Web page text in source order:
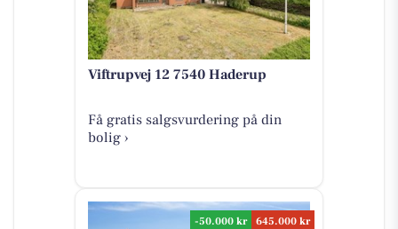
Viftrupvej 12 7540 Haderup
Få gratis salgsvurdering på din
bolig ›
-50.000 kr
645.000 kr